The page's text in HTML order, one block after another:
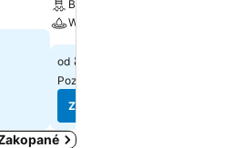
Bazén
Wellness
od 88 €
Pozrieť ceny z(o)
Zobraziť ceny